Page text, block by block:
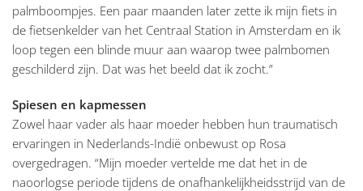
palmboompjes. Een paar maanden later zette ik mijn fiets in
de fietsenkelder van het Centraal Station in Amsterdam en ik
loop tegen een blinde muur aan waarop twee palmbomen
geschilderd zijn. Dat was het beeld dat ik zocht.”
Spiesen en kapmessen
Zowel haar vader als haar moeder hebben hun traumatisch
ervaringen in Nederlands-Indië onbewust op Rosa
overgedragen. “Mijn moeder vertelde me dat het in de
naoorlogse periode tijdens de onafhankelijkheidsstrijd van de